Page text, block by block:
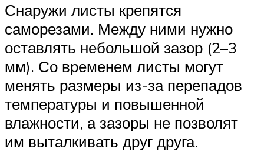
Снаружи листы крепятся
саморезами. Между ними нужно
оставлять небольшой зазор (2–3
мм). Со временем листы могут
менять размеры из-за перепадов
температуры и повышенной
влажности, а зазоры не позволят
им выталкивать друг друга.